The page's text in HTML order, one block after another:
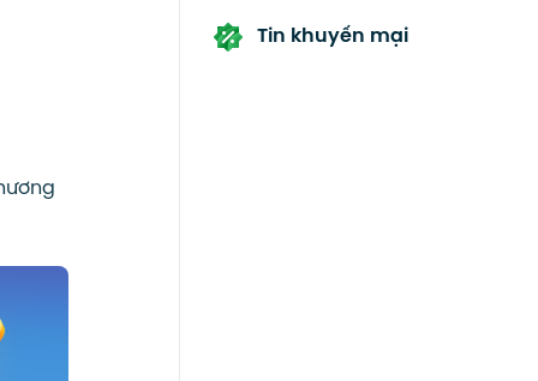
Tin khuyến mại